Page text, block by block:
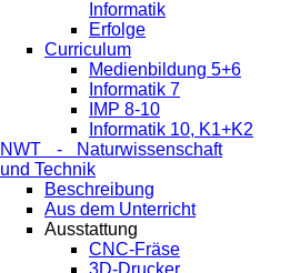
Informatik
Erfolge
Curriculum
Medienbildung 5+6
Informatik 7
IMP 8-10
Informatik 10, K1+K2
NWT - Naturwissenschaft
und Technik
Beschreibung
Aus dem Unterricht
Ausstattung
CNC-Fräse
3D-Drucker